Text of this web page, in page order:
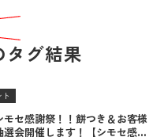
タグ結果
モセ感謝祭！！餅つき＆お客様
選会開催します！【シモセ感謝